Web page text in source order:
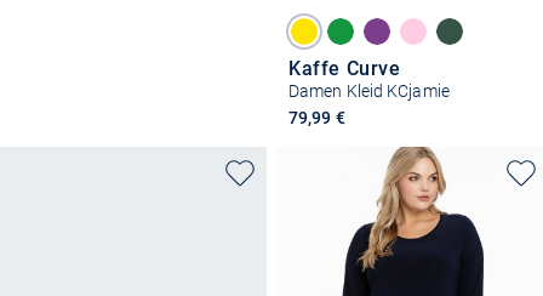
Kaffe Curve
Damen Kleid KCjamie
79,99 €